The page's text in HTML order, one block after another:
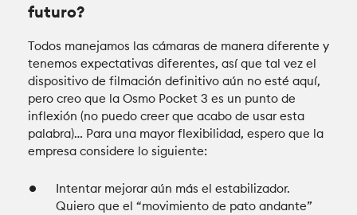
futuro?
Todos manejamos las cámaras de manera diferente y
tenemos expectativas diferentes, así que tal vez el
dispositivo de filmación definitivo aún no esté aquí,
pero creo que la Osmo Pocket 3 es un punto de
inflexión (no puedo creer que acabo de usar esta
palabra)… Para una mayor flexibilidad, espero que la
empresa considere lo siguiente:
Intentar mejorar aún más el estabilizador.
Quiero que el “movimiento de pato andante”